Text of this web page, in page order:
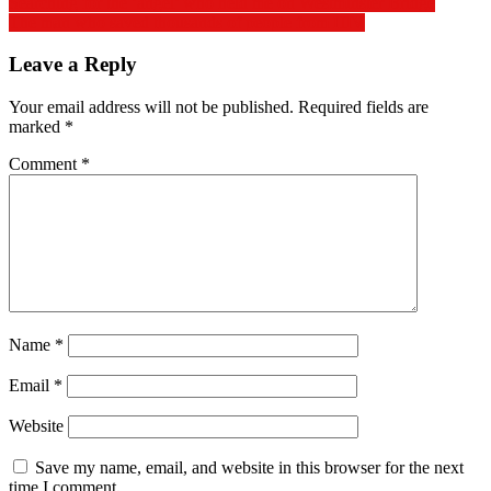
Leave a Reply
Your email address will not be published. Required fields are
marked *
Comment *
Name *
Email *
Website
Save my name, email, and website in this browser for the next